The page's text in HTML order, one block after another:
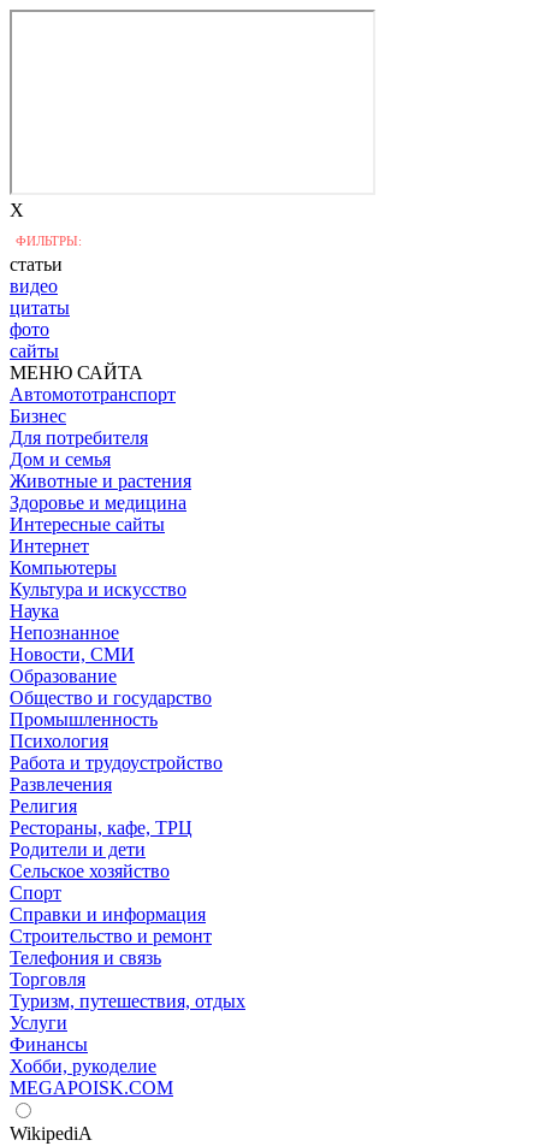
X
ФИЛЬТРЫ:
статьи
видео
цитаты
фото
сайты
МЕНЮ САЙТА
Автомототранспорт
Бизнес
Для потребителя
Дом и семья
Животные и растения
Здоровье и медицина
Интересные сайты
Интернет
Компьютеры
Культура и искусство
Наука
Непознанное
Новости, СМИ
Образование
Общество и государство
Промышленность
Психология
Работа и трудоустройство
Развлечения
Религия
Рестораны, кафе, ТРЦ
Родители и дети
Сельское хозяйство
Спорт
Справки и информация
Строительство и ремонт
Телефония и связь
Торговля
Туризм, путешествия, отдых
Услуги
Финансы
Хобби, рукоделие
MEGAPOISK.COM
WikipediA